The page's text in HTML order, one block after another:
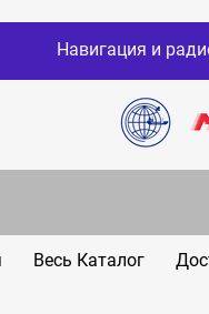
Навигация и
Весь Каталог